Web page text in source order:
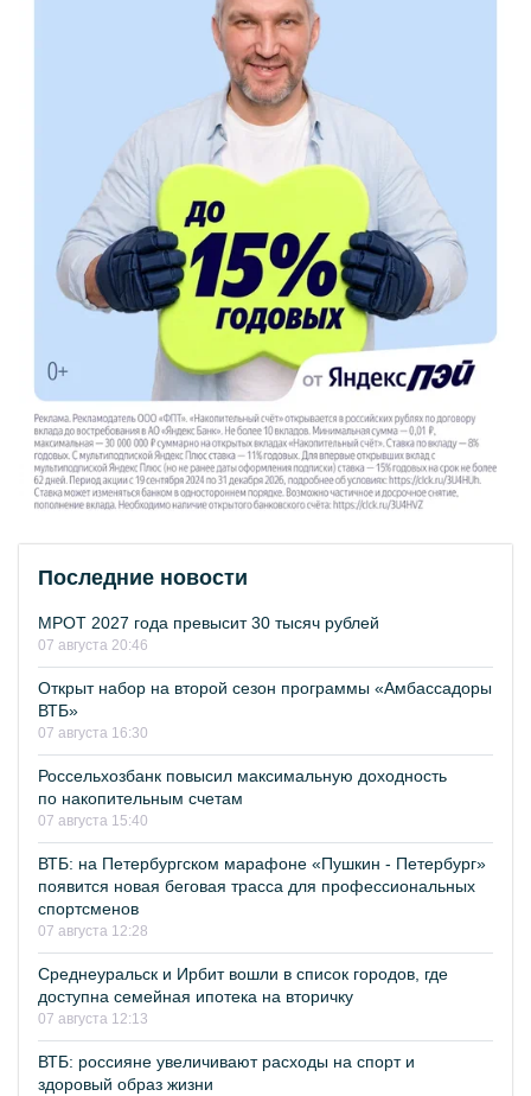
Последние новости
МРОТ 2027 года превысит 30 тысяч рублей
07 августа 20:46
Открыт набор на второй сезон программы «Амбассадоры
ВТБ»
07 августа 16:30
Россельхозбанк повысил максимальную доходность
по накопительным счетам
07 августа 15:40
ВТБ: на Петербургском марафоне «Пушкин - Петербург»
появится новая беговая трасса для профессиональных
спортсменов
07 августа 12:28
Среднеуральск и Ирбит вошли в список городов, где
доступна семейная ипотека на вторичку
07 августа 12:13
ВТБ: россияне увеличивают расходы на спорт и
здоровый образ жизни